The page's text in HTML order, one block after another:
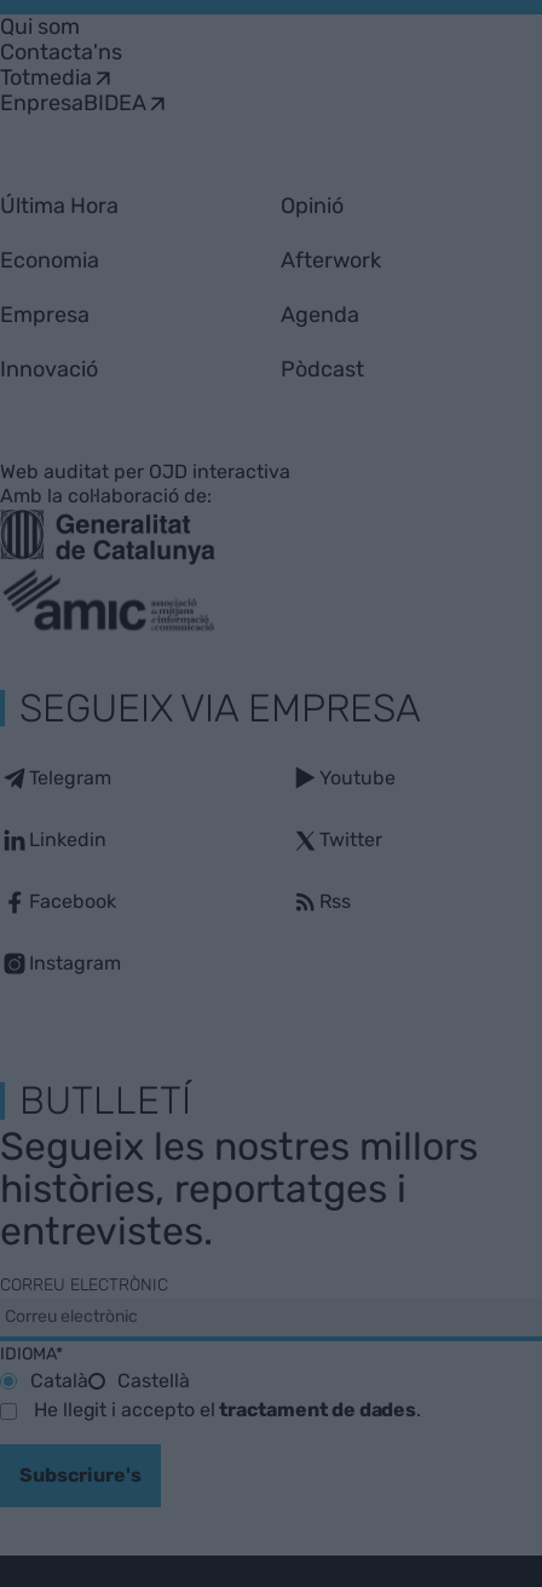
Empresa
Qui som
Contacta'ns
Totmedia
EnpresaBIDEA
Última Hora
Economia
Empresa
Innovació
Opinió
Afterwork
Agenda
Pòdcast
Web auditat per OJD interactiva
Amb la col·laboració de:
SEGUEIX VIA EMPRESA
Telegram
Linkedin
Facebook
Instagram
Youtube
Twitter
Rss
BUTLLETÍ
Segueix les nostres millors
històries, reportatges i
entrevistes.
CORREU ELECTRÒNIC
IDIOMA*
Català
Castellà
He llegit i accepto eltractament de dades.
Subscriure's